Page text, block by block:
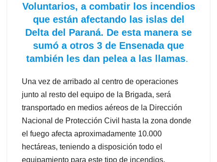
Voluntarios, a combatir los incendios
que están afectando las islas del
Delta del Paraná. De esta manera se
sumó a otros 3 de Ensenada que
también les dan pelea a las llamas.
Una vez de arribado al centro de operaciones
junto al resto del equipo de la Brigada, será
transportado en medios aéreos de la Dirección
Nacional de Protección Civil hasta la zona donde
el fuego afecta aproximadamente 10.000
hectáreas, teniendo a disposición todo el
equipamiento para este tipo de incendios.